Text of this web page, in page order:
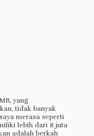
yang
tidak banyak
merasa seperti
lebih dari 8 juta
adalah berkah